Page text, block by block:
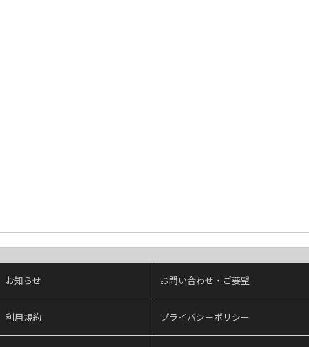
お知らせ お問い合わせ・ご要望
利用規約 プライバシーポリシー